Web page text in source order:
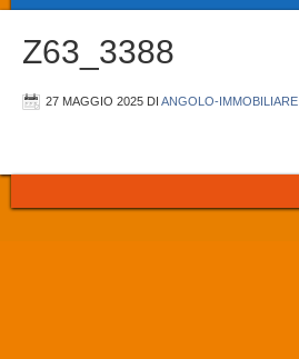
Z63_3388
27 MAGGIO 2025 DI ANGOLO-IMMOBILIARE